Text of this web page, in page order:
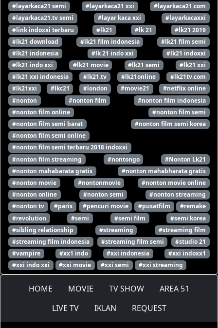
#layarkaca21 semi
#layarkaca21 xxi
#layarkaca21.com
#layarkaca21.tv semi
#layar kaca xxi
#layarkacaxxi
#link indoxxi terbaru
#lk21 #lk 21
#lk21 2019
#lk21 download
#lk21 film indonesia
#lk21 film semi
#lk21 indonesia
#lk 21 indo xxi
#lk21 indoxxi
#lk21 indo xxi
#lk21 movie #lk21 semi
#lk21 xxi
#lk21 xxi indonesia
#lk21.tv #lk21online
#lk21tv.com
#lk21xxi
#lkc21 #london #movie21
#netflix online
#nonton
#nonton film
#nonton film indonesia
#nonton film online
#nonton film semi
#nonton film semi barat
#nonton film semi korea
#nonton film semi online
#nonton film semi terbaru 2018 indoxxi
#nonton film streaming
#nontongo
#Nonton Lk21
#nonton mahabarata gratis
#nonton mahabharata gratis
#nonton movie
#nontonmovie
#nonton movie online
#nonton online
#nonton semi
#nonton streaming
#nonton tv
#paris #pencuri movie #pusatfilm
#remake
#revolution
#semi #semi film
#semi korea
#sibling relationship
#streaming
#streaming film
#streaming film indonesia
#streaming film semi
#studio 21
#vampire
#xx1 indo #xxi indonesia
#xxi indoxx1
#xxi indo xxi
#xxi movie #xxi semi #xxi streaming
HOME MOVIE TV SHOW
AREA 51
LIVE TV
IKLAN REQUEST